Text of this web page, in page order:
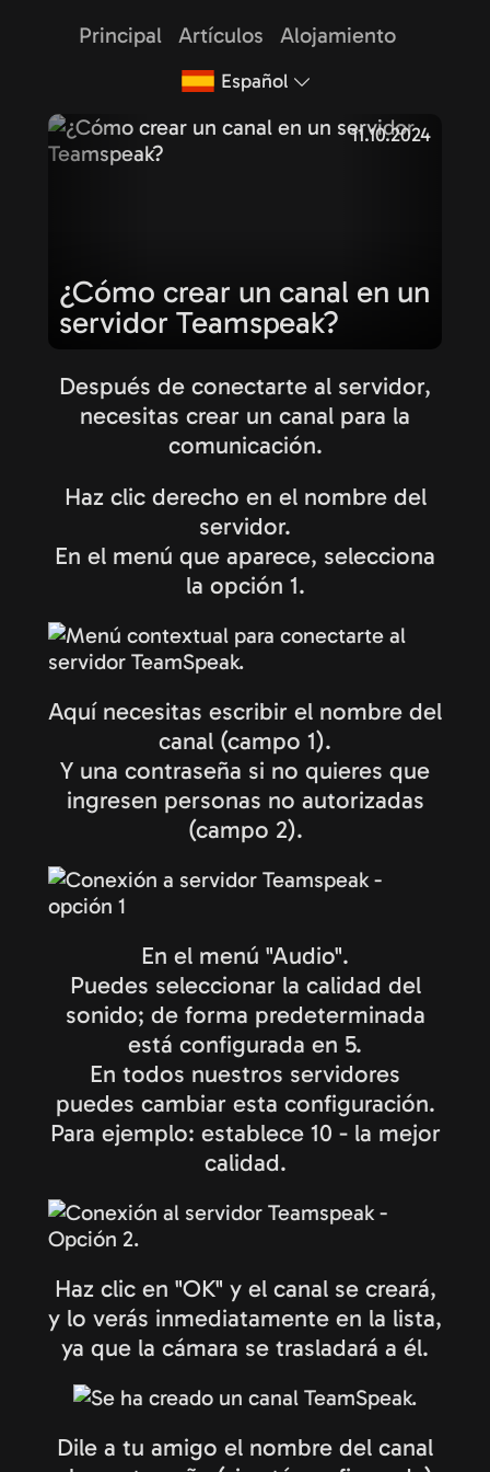
Principal Artículos Alojamiento
Español
¿Cómo crear un canal en un
servidor Teamspeak?
11.10.2024
Después de conectarte al servidor,
necesitas crear un canal para la
comunicación.
Haz clic derecho en el nombre del
servidor.
En el menú que aparece, selecciona
la opción 1.
Aquí necesitas escribir el nombre del
canal (campo 1).
Y una contraseña si no quieres que
ingresen personas no autorizadas
(campo 2).
En el menú "Audio".
Puedes seleccionar la calidad del
sonido; de forma predeterminada
está configurada en 5.
En todos nuestros servidores
puedes cambiar esta configuración.
Para ejemplo: establece 10 - la mejor
calidad.
Haz clic en "OK" y el canal se creará,
y lo verás inmediatamente en la lista,
ya que la cámara se trasladará a él.
Dile a tu amigo el nombre del canal